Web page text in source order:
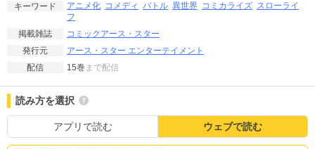
キーワード
アニメ化 コメディ バトル 異世界 コミカライズ スローライ
フ
掲載雑誌
コミックアース・スター
発行元
アース・スター エンターテイメント
配信
15巻 まで配信
読み方を選択
アプリで読む ウェブで読む